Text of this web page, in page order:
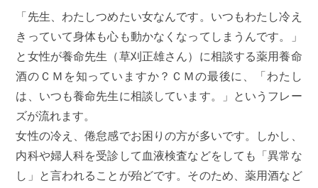
「先生、わたしつめたい女なんです。いつもわたし冷え
きっていて身体も心も動かなくなってしまうんです。」
と女性が養命先生（草刈正雄さん）に相談する薬用養命
酒のＣＭを知っていますか？ＣＭの最後に、「わたし
は、いつも養命先生に相談しています。」というフレー
ズが流れます。
女性の冷え、倦怠感でお困りの方が多いです。しかし、
内科や婦人科を受診して血液検査などをしても「異常な
し」と言われることが殆どです。そのため、薬用酒など